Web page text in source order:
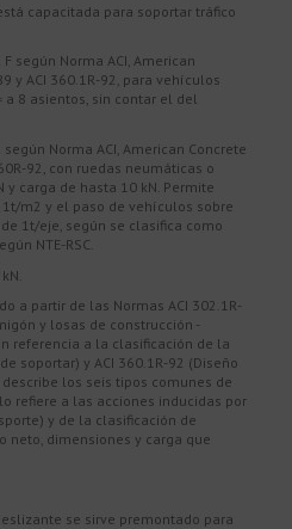
capacitada para soportar tráfico
según Norma ACI, American
y ACI 360.1R-92, para vehículos
a 8 asientos, sin contar el del
Norma ACI, American Concrete
92, con ruedas neumáticas o
carga de hasta 10 kN. Permite
m2 y el paso de vehículos sobre
1t/eje, según se clasifica como
NTE-RSC.
a partir de las Normas ACI 302.1R-
y losas de construcción -
referencia a la clasificación de la
soportar) y ACI 360.1R-92 (Diseño
los seis tipos comunes de
refiere a las acciones inducidas por
y de la clasificación de
neto, dimensiones y carga que
se sirve premontado para